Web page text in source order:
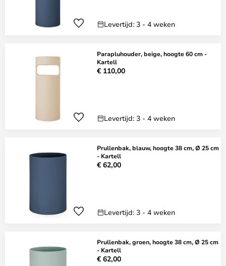
Levertijd: 3 - 4 weken
Parapluhouder, beige, hoogte 60 cm -
Kartell
€ 110,00
Levertijd: 3 - 4 weken
Prullenbak, blauw, hoogte 38 cm, Ø 25 cm
- Kartell
€ 62,00
Levertijd: 3 - 4 weken
Prullenbak, groen, hoogte 38 cm, Ø 25 cm
- Kartell
€ 62,00